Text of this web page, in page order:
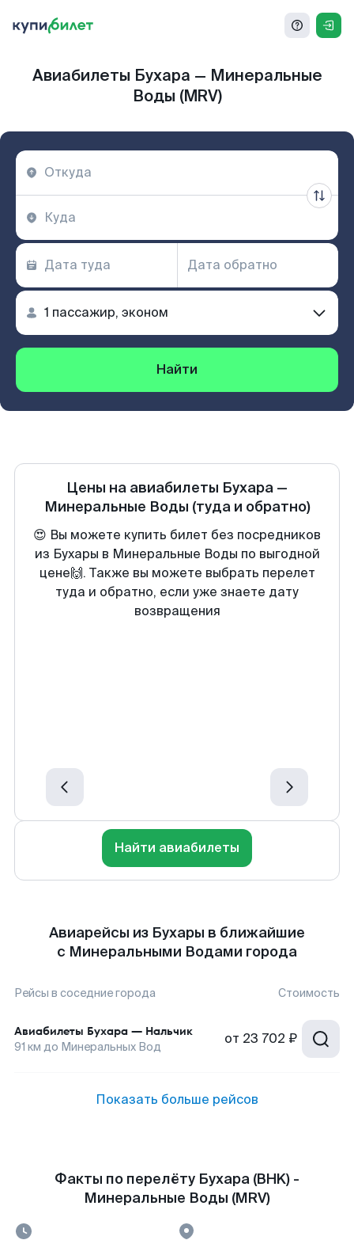
Авиабилеты Бухара — Минеральные
Воды (MRV)
Найти
Цены на авиабилеты Бухара —
Минеральные Воды (туда и обратно)
😍 Вы можете купить билет без посредников
из Бухары в Минеральные Воды по выгодной
цене🙌. Также вы можете выбрать перелет
туда и обратно, если уже знаете дату
возвращения
Найти авиабилеты
Авиарейсы из Бухары в ближайшие
с Минеральными Водами города
Рейсы в соседние города Стоимость
Авиабилеты Бухара — Нальчик
91 км до Минеральных Вод от 23 702 ₽
Показать больше рейсов
Факты по перелёту Бухара (BHK) -
Минеральные Воды (MRV)